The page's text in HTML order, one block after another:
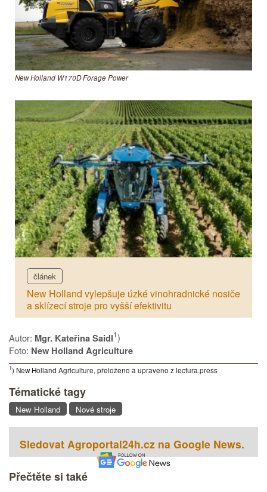
New Holland W170D Forage Power
článek
New Holland vylepšuje úzké vinohradnické nosiče
a sklízecí stroje pro vyšší efektivitu
Autor: Mgr. Kateřina Saidl1)
Foto: New Holland Agriculture
1) New Holland Agriculture, přeloženo a upraveno z lectura.press
Tématické tagy
New Holland Nové stroje
Sledovat Agroportal24h.cz na Google News.
Přečtěte si také